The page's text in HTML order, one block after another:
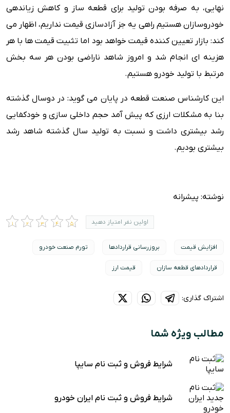
نهایی، به صرفه بودن تولید برای قطعه ساز و کاهش زیاندهی
خودروسازان هستیم راهی یه جز آزادسازی قیمت نداریم، اظهار می
کند: بازار تعیین کننده قیمت خواهد بود اما تثبیت قیمت ها با هر
هزینه ای انجام شد و امروز شاهد ناراضی بودن هر سه بخش
مرتبط با تولید خودرو هستیم.
این کارشناس صنعت قطعه در پایان می گوید: در دوسال گذشته
بنا به مشکلات ارزی که پیش آمد حجم داخلی سازی و خودکفایی
رشد بیشتری داشت و نسبت به تولید سال گذشته شاهد رشد
بیشتری بودیم.
نوشته: پیشرانه
اولین نفر امتیاز دهید
افزایش قیمت بروزرسانی قراردادها تورم صنعت خودرو
قراردادهای قطعه سازان قیمت ارز
اشتراک گذاری:
مطالب ویژه شما
شرایط فروش و ثبت نام سایپا
شرایط فروش و ثبت نام ایران خودرو